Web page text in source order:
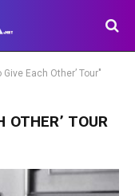
Each Other’ Tour"
OTHER’ TOUR